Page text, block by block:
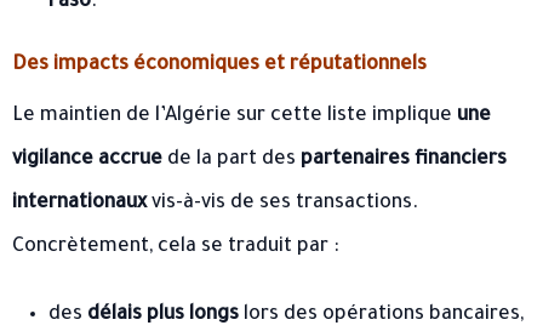
Des impacts économiques et réputationnels
Le maintien de l’Algérie sur cette liste implique une
vigilance accrue de la part des partenaires financiers
internationauxvis-à-vis de ses transactions.
Concrètement, cela se traduit par :
des délais plus longs lors des opérations bancaires,